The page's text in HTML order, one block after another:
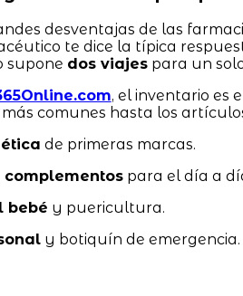
desventajas de las
te dice la típica
supone dos viajespara un
, el inventario es
comunes hasta los
de primeras marcas.
para el día a
bebé y puericultura.
y botiquín de emergencia.